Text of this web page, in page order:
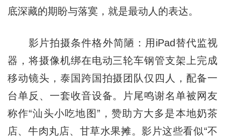
底深藏的期盼与落寞，就是最动人的表达。
影片拍摄条件格外简陋：用iPad替代监视
器，将摄像机绑在电动三轮车钢管支架上完成
移动镜头，泰国跨国拍摄团队仅四人，配备一
台单反、一套收音设备。片尾鸣谢名单被网友
称作“汕头小吃地图”，赞助方大多是本地奶茶
店、牛肉丸店、甘草水果摊。影片这些看似“不